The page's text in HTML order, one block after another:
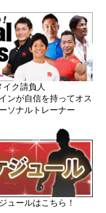
イク請負人
ンが自信を持ってオス
ソナルトレーナー
ュールはこちら！